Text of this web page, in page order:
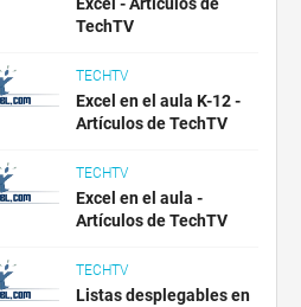
TechTV
TECHTV
Excel en el aula K-12 -
Artículos de TechTV
TECHTV
Excel en el aula -
Artículos de TechTV
TECHTV
Listas desplegables en